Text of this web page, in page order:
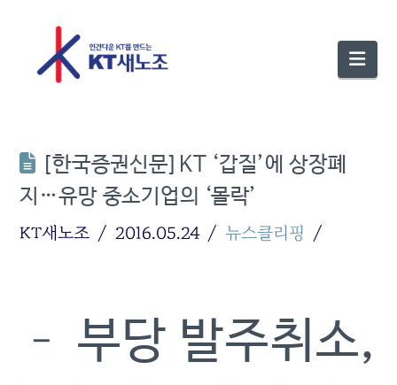
[한국증권신문]KT ‘갑질’에 상장폐
지…유망 중소기업의 ‘몰락’
KT새노조 2016.05.24 뉴스클리핑
– 부당 발주취소,